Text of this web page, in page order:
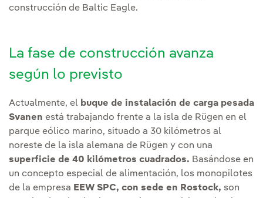
construcción de Baltic Eagle.
La fase de construcción avanza
según lo previsto
Actualmente, el buque de instalación de carga pesada
Svanen está trabajando frente a la isla de Rügen en el
parque eólico marino, situado a 30 kilómetros al
noreste de la isla alemana de Rügen y con una
superficie de 40 kilómetros cuadrados. Basándose en
un concepto especial de alimentación, los monopilotes
de la empresa EEW SPC, con sede en Rostock, son